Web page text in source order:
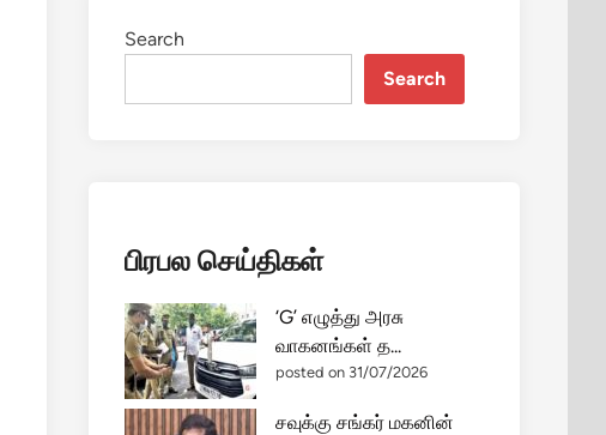
Search
Search
பிரபல செய்திகள்
‘G’ எழுத்து அரசு
வாகனங்கள் த...
posted on 31/07/2026
சவுக்கு சங்கர் மகனின்